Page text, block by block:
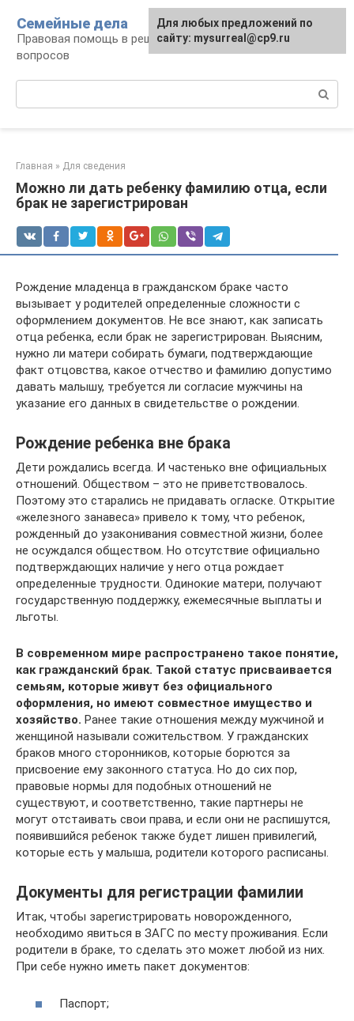
контенту
Семейные дела
Правовая помощь в решении семейных
вопросов
Главная » Для сведения
Можно ли дать ребенку фамилию отца, если
брак не зарегистрирован
Рождение младенца в гражданском браке часто
вызывает у родителей определенные сложности с
оформлением документов. Не все знают, как записать
отца ребенка, если брак не зарегистрирован. Выясним,
нужно ли матери собирать бумаги, подтверждающие
факт отцовства, какое отчество и фамилию допустимо
давать малышу, требуется ли согласие мужчины на
указание его данных в свидетельстве о рождении.
Рождение ребенка вне брака
Дети рождались всегда. И частенько вне официальных
отношений. Обществом – это не приветствовалось.
Поэтому это старались не придавать огласке. Открытие
«железного занавеса» привело к тому, что ребенок,
рожденный до узаконивания совместной жизни, более
не осуждался обществом. Но отсутствие официально
подтверждающих наличие у него отца рождает
определенные трудности. Одинокие матери, получают
государственную поддержку, ежемесячные выплаты и
льготы.
В современном мире распространено такое понятие,
как гражданский брак. Такой статус присваивается
семьям, которые живут без официального
оформления, но имеют совместное имущество и
хозяйство. Ранее такие отношения между мужчиной и
женщиной называли сожительством. У гражданских
браков много сторонников, которые борются за
присвоение ему законного статуса. Но до сих пор,
правовые нормы для подобных отношений не
существуют, и соответственно, такие партнеры не
могут отстаивать свои права, и если они не распишутся,
появившийся ребенок также будет лишен привилегий,
которые есть у малыша, родители которого расписаны.
Документы для регистрации фамилии
Итак, чтобы зарегистрировать новорожденного,
необходимо явиться в ЗАГС по месту проживания. Если
родители в браке, то сделать это может любой из них.
При себе нужно иметь пакет документов:
Паспорт;
Для любых предложений по
сайту: mysurreal@cp9.ru